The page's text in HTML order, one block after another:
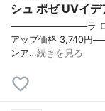
シュ ポゼ UVイ
────────────ラ ロ
アップ価格 3,740円
ンア…続きを見る